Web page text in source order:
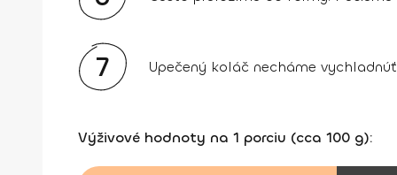
7 Upečený koláč necháme
Výživové hodnoty na 1 porciu (cca 100 g):